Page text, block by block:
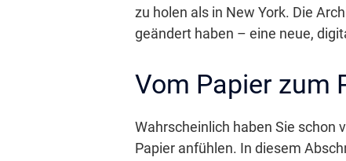
zu holen als in New York. Die
geändert haben – eine neue,
Vom Papier zum
Wahrscheinlich haben Sie schon
Papier anfühlen. In diesem